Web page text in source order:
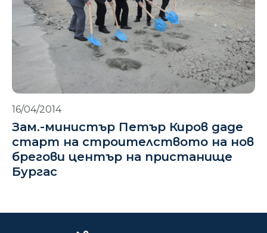
16/04/2014
Зам.-министър Петър Киров даде
старт на строителството на нов
брегови център на пристанище
Бургас